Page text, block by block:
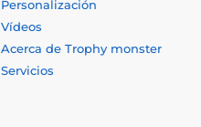
Personalización
Vídeos
Acerca de Trophy monster
Servicios